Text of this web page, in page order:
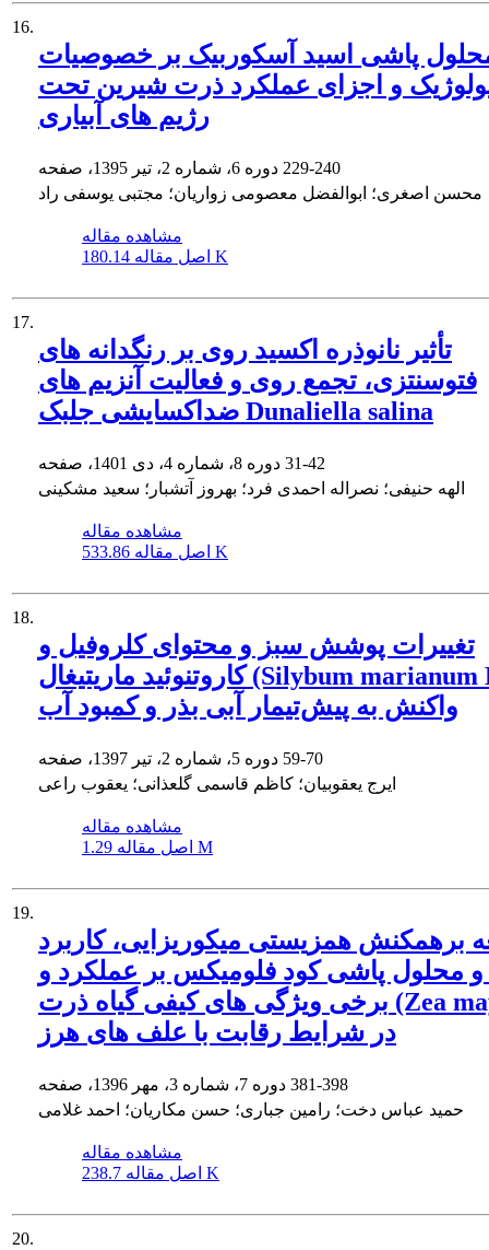
16.
محلول پاشی اسید آسکوربیک بر خصوصیات
و اجزای عملکرد ذرت شیرین تحت
رژیم های آبیاری
229-240
محسن اصغری؛ ابوالفضل معصومی زواریان؛ مجتبی یوسفی راد
مشاهده مقاله
اصل مقاله 180.14 K
17.
تأثیر نانوذره اکسید روی بر رنگدانه های
فتوسنتزی، تجمع روی و فعالیت آنزیم های
ضداکسایشی جلبک Dunaliella salina
31-42
الهه حنیفی؛ نصراله احمدی فرد؛ بهروز آتشبار؛ سعید مشکینی
مشاهده مقاله
اصل مقاله 533.86 K
18.
تغییرات پوشش سبز و محتوای کلروفیل و
کاروتنوئید ماریتیغال (Silybum marianum L.) در
واکنش به پیش‌تیمار آبی بذر و کمبود آب
59-70
ایرج یعقوبیان؛ کاظم قاسمی گلعذانی؛ یعقوب راعی
مشاهده مقاله
اصل مقاله 1.29 M
19.
برهمکنش همزیستی میکوریزایی، کاربرد
محلول پاشی کود فلومیکس بر عملکرد و
برخی ویژگی های کیفی گیاه ذرت (Zea mays L.)
در شرایط رقابت با علف های هرز
381-398
حمید عباس دخت؛ رامین جباری؛ حسن مکاریان؛ احمد غلامی
مشاهده مقاله
اصل مقاله 238.7 K
20.